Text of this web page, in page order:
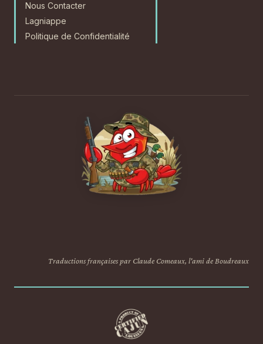
Nous Contacter
Lagniappe
Politique de Confidentialité
Traductions françaises par Claude Comeaux, l'ami de Boudreaux